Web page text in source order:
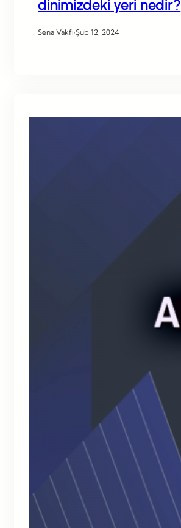
dinimizdeki yeri nedir?
Sena Vakfı·Şub 12, 2024